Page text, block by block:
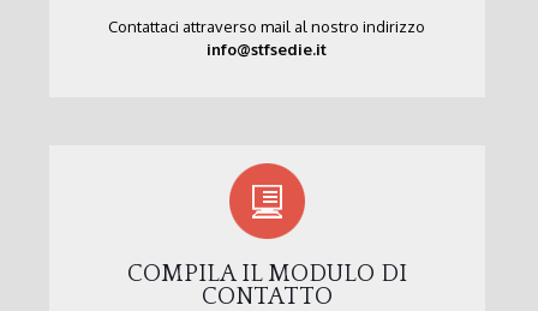
Contattaci attraverso mail al nostro indirizzo
info@stfsedie.it
COMPILA IL MODULO DI
CONTATTO